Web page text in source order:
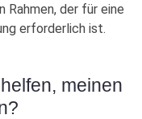
der für eine
erforderlich ist.
meinen